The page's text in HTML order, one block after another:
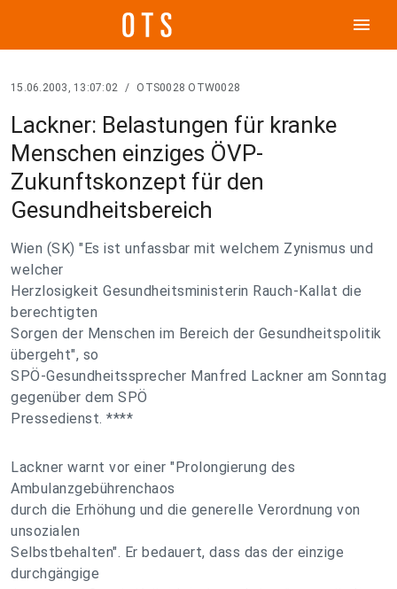
menu
15.06.2003, 13:07:02 / OTS0028 OTW0028
Lackner: Belastungen für kranke
Menschen einziges ÖVP-
Zukunftskonzept für den
Gesundheitsbereich
Wien (SK) "Es ist unfassbar mit welchem Zynismus und
welcher
Herzlosigkeit Gesundheitsministerin Rauch-Kallat die
berechtigten
Sorgen der Menschen im Bereich der Gesundheitspolitik
übergeht", so
SPÖ-Gesundheitssprecher Manfred Lackner am Sonntag
gegenüber dem SPÖ
Pressedienst. ****
Lackner warnt vor einer "Prolongierung des
Ambulanzgebührenchaos
durch die Erhöhung und die generelle Verordnung von
unsozialen
Selbstbehalten". Er bedauert, dass das der einzige
durchgängige